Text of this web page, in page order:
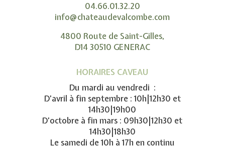
04.66.01.32.20
info@chateaudevalcombe.com
4800 Route de Saint-Gilles,
D14 30510 GENERAC
HORAIRES CAVEAU
Du mardi au vendredi :
D’avril à fin septembre : 10h|12h30 et
14h30|19h00
D’octobre à fin mars : 09h30|12h30 et
14h30|18h30
Le samedi de 10h à 17h en continu